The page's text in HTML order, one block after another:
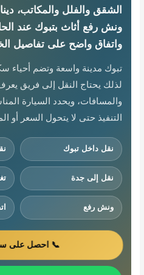
الشقق والفلل والمكاتب،
ونش رفع أثاث بتبوك عند
واتفاق واضح على تفاصيل
تبوك مدينة واسعة وتضم أحياء
لذلك يحتاج النقل إلى فريق
والمسافات، ويحدد السيارة
التنفيذ حتى لا يتحول السعر أو
نقل داخل تبوك
نقل إلى جدة
ونش رفع
📞 احصل على